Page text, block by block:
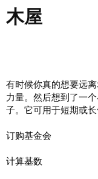
木屋
有时候你真的想要远
力量。然后想到了一
子。它可用于短期或长
订购基金会
计算基数